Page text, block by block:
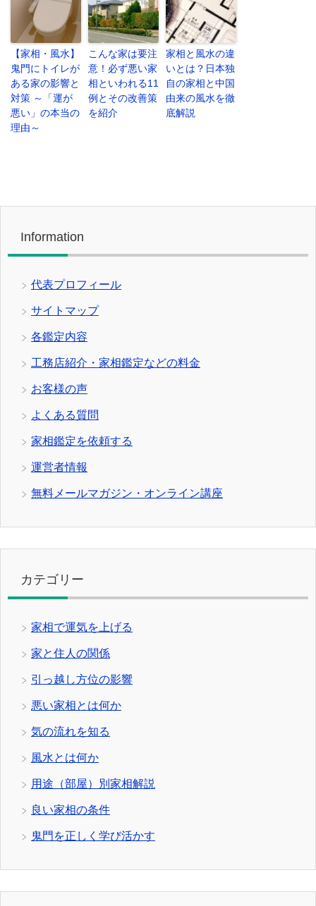
【家相・風水】
鬼門にトイレが
ある家の影響と
対策 ～「運が
悪い」の本当の
理由～
こんな家は要注
意！必ず悪い家
相といわれる11
例とその改善策
を紹介
家相と風水の違
いとは？日本独
自の家相と中国
由来の風水を徹
底解説
Information
代表プロフィール
サイトマップ
各鑑定内容
工務店紹介・家相鑑定などの料金
お客様の声
よくある質問
家相鑑定を依頼する
運営者情報
無料メールマガジン・オンライン講座
カテゴリー
家相で運気を上げる
家と住人の関係
引っ越し方位の影響
悪い家相とは何か
気の流れを知る
風水とは何か
用途（部屋）別家相解説
良い家相の条件
鬼門を正しく学び活かす